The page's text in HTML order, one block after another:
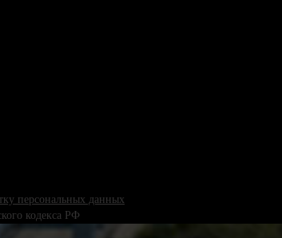
персональных данных
кодекса РФ